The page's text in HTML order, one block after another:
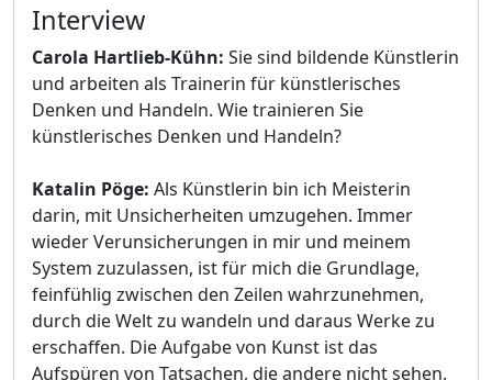
Interview
Carola Hartlieb-Kühn: Sie sind bildende Künstlerin
und arbeiten als Trainerin für künstlerisches
Denken und Handeln. Wie trainieren Sie
künstlerisches Denken und Handeln?
Katalin Pöge: Als Künstlerin bin ich Meisterin
darin, mit Unsicherheiten umzugehen. Immer
wieder Verunsicherungen in mir und meinem
System zuzulassen, ist für mich die Grundlage,
feinfühlig zwischen den Zeilen wahrzunehmen,
durch die Welt zu wandeln und daraus Werke zu
erschaffen. Die Aufgabe von Kunst ist das
Aufspüren von Tatsachen, die andere nicht sehen.